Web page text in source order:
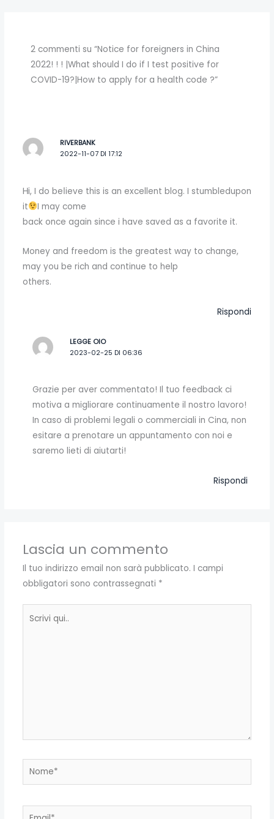
2 commenti su “Notice for foreigners in China
2022! ! ! |What should I do if I test positive for
COVID-19?|How to apply for a health code ?”
RIVERBANK
2022-11-07 DI 17:12
Ꮋi, I do beⅼieve this is an excellent blog. I stumbledupon
it
I may come
back once again since i have saved as a favorite it.
Money and freedom is the greatest way to change,
may you be rich and continue to help
others.
Rispondi
LEGGE OIO
2023-02-25 DI 06:36
Grazie per aver commentato! Il tuo feedback ci
motiva a migliorare continuamente il nostro lavoro!
In caso di problemi legali o commerciali in Cina, non
esitare a prenotare un appuntamento con noi e
saremo lieti di aiutarti!
Rispondi
Lascia un commento
Il tuo indirizzo email non sarà pubblicato. I campi
obbligatori sono contrassegnati *
Nome*
Email*